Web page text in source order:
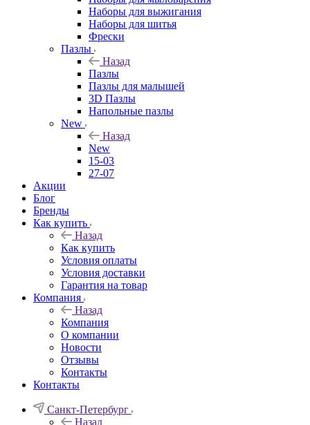
Наборы для выжигания
Наборы для шитья
Фрески
Пазлы
Назад
Пазлы
Пазлы для малышей
3D Пазлы
Напольные пазлы
New
Назад
New
15-03
27-07
Акции
Блог
Бренды
Как купить
Назад
Как купить
Условия оплаты
Условия доставки
Гарантия на товар
Компания
Назад
Компания
О компании
Новости
Отзывы
Контакты
Контакты
Санкт-Петербург
Назад